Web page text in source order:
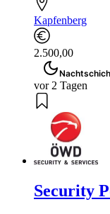
Kapfenberg
2.500,00
vor 2 Tagen
Security